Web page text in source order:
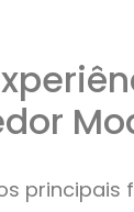
principais